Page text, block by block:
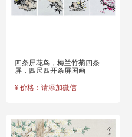
四条屏花鸟，梅兰竹菊四条
屏，四尺四开条屏国画
¥ 价格：请添加微信